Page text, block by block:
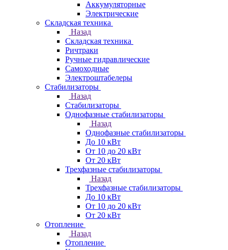
Аккумуляторные
Электрические
Складская техника
Назад
Складская техника
Ричтраки
Ручные гидравлические
Самоходные
Электроштабелеры
Стабилизаторы
Назад
Стабилизаторы
Однофазные стабилизаторы
Назад
Однофазные стабилизаторы
До 10 кВт
От 10 до 20 кВт
От 20 кВт
Трехфазные стабилизаторы
Назад
Трехфазные стабилизаторы
До 10 кВт
От 10 до 20 кВт
От 20 кВт
Отопление
Назад
Отопление